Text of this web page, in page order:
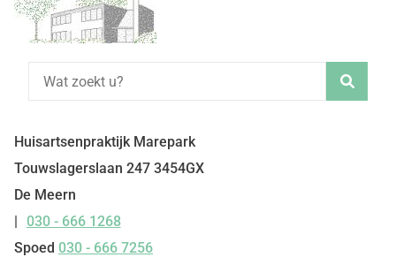
Huisartsenpraktijk Marepark
Touwslagerslaan 247 3454GX
De Meern
Tel:
030 - 666 1268
Spoed 030 - 666 7256